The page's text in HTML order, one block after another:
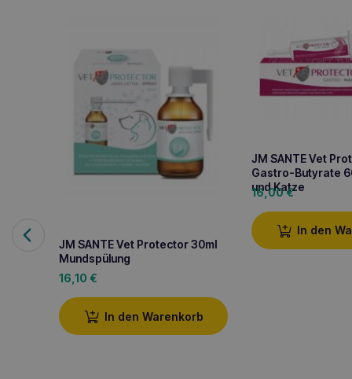
JM SANTE Vet Protector 30ml
Mundspülung
16,10 €
In den Warenkorb
JM SANTE Vet
Gastro-Butyrate
und Katze
16,00€
In den